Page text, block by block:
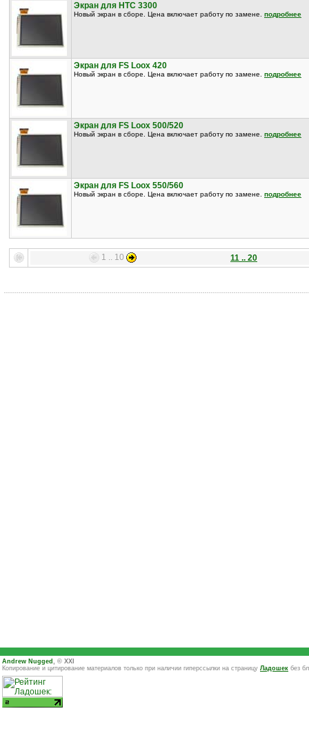
Экран для HTC 3300
Новый экран в сборе. Цена включает работу по замене. подробнее
Экран для FS Loox 420
Новый экран в сборе. Цена включает работу по замене. подробнее
Экран для FS Loox 500/520
Новый экран в сборе. Цена включает работу по замене. подробнее
Экран для FS Loox 550/560
Новый экран в сборе. Цена включает работу по замене. подробнее
1 .. 10 11 .. 20
Andrew Nugged , © XXI
Копирование и цитирование материалов только при наличии гиперссылки на страницу Ладошек без